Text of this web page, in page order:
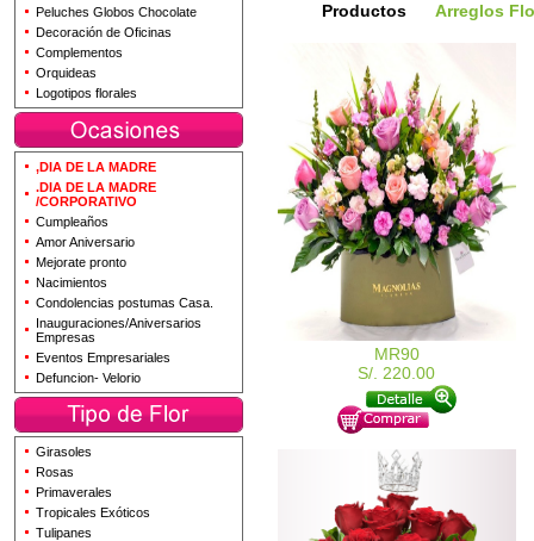
Peluches Globos Chocolate
Decoración de Oficinas
Complementos
Orquideas
Logotipos florales
,DIA DE LA MADRE
.DIA DE LA MADRE
/CORPORATIVO
Cumpleaños
Amor Aniversario
Mejorate pronto
Nacimientos
Condolencias postumas Casa.
Inauguraciones/Aniversarios
Empresas
Eventos Empresariales
Defuncion- Velorio
Girasoles
Rosas
Primaverales
Tropicales Exóticos
Tulipanes
Productos Arreglos
MR90
S/. 220.00